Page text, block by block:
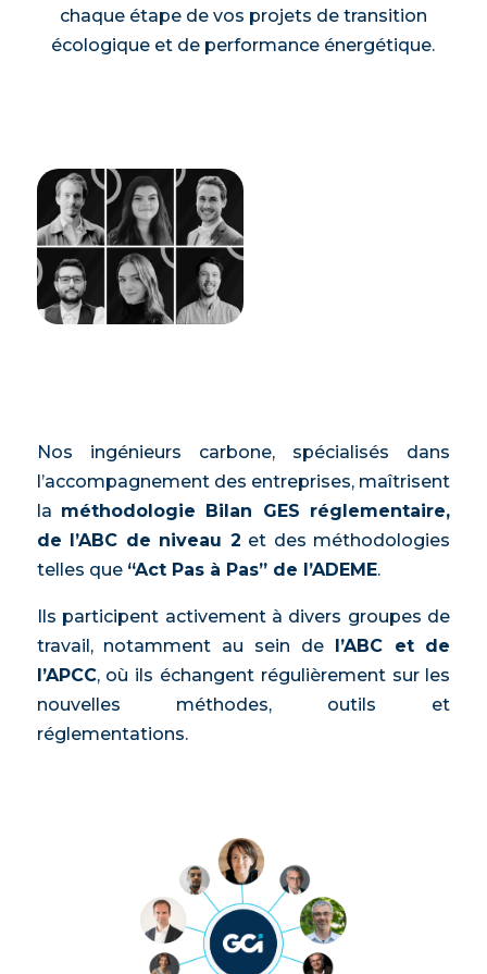
chaque étape de vos projets de transition
écologique et de performance énergétique.
Nos ingénieurs carbone, spécialisés dans
l’accompagnement des entreprises, maîtrisent
la méthodologie Bilan GES réglementaire,
de l’ABC de niveau 2 et des méthodologies
telles que “Act Pas à Pas” de l’ADEME.
Ils participent activement à divers groupes de
travail, notamment au sein de l’ABC et de
l’APCC, où ils échangent régulièrement sur les
nouvelles méthodes, outils et
réglementations.